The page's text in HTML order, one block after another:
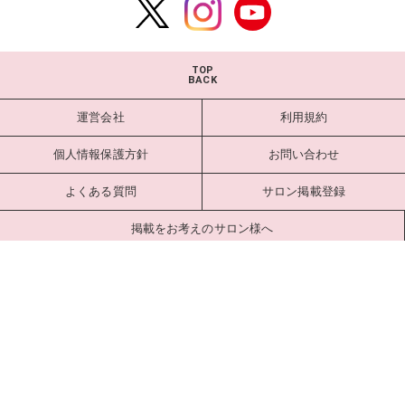
TOP
BACK
運営会社 利用規約
個人情報保護方針 お問い合わせ
よくある質問 サロン掲載登録
掲載をお考えのサロン様へ